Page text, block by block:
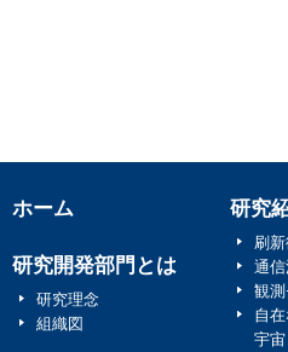
ホーム
研究開発部門とは
研究理念
組織図
研究
刷
通
観
自
宇